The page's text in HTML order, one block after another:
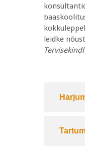
leidke